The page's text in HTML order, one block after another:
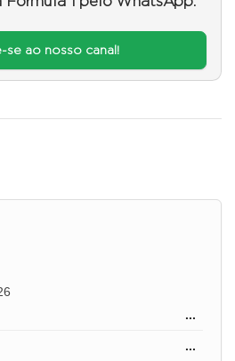
se ao nosso canal!
...
...